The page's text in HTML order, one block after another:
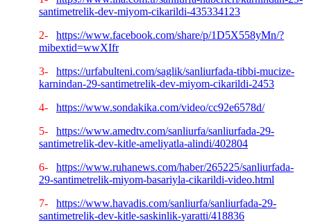
santimetrelik-dev-miyom-cikarildi-435334123
2-
https://www.facebook.com/share/p/1D5X558yMn/?
mibextid=wwXIfr
3-
https://urfabulteni.com/saglik/sanliurfada-tibbi-mucize-
karnindan-29-santimetrelik-dev-miyom-cikarildi-2453
4-
https://www.sondakika.com/video/cc92e6578d/
5-
https://www.amedtv.com/sanliurfa/sanliurfada-29-
santimetrelik-dev-kitle-ameliyatla-alindi/402804
6-
https://www.ruhanews.com/haber/265225/sanliurfada-
29-santimetrelik-miyom-basariyla-cikarildi-video.html
7-
https://www.havadis.com/sanliurfa/sanliurfada-29-
santimetrelik-dev-kitle-saskinlik-yaratti/418836